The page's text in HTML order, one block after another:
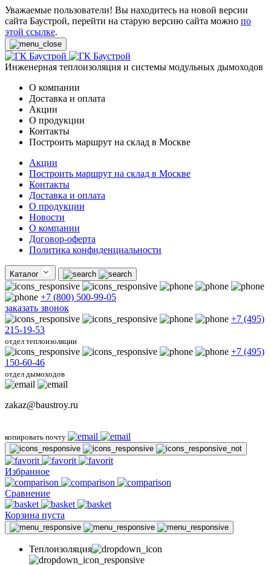
Уважаемые пользователи! Вы находитесь на новой версии
сайта Баустрой, перейти на старую версию сайта можно по
этой ссылке.
Инженерная теплоизоляция и системы модульных дымоходов
О компании
Доставка и оплата
Акции
О продукции
Контакты
Построить маршрут на склад в Москве
Акции
Построить маршрут на склад в Москве
Контакты
Доставка и оплата
О продукции
Новости
О компании
Договор-оферта
Политика конфиденциальности
Каталог
+7 (800) 500-99-05
заказать звонок
+7 (495)
215-19-53
отдел теплоизоляции
+7 (495)
150-60-46
отдел дымоходов
zakaz@baustroy.ru
копировать почту
Избранное
Сравнение
Корзина пуста
Теплоизоляция